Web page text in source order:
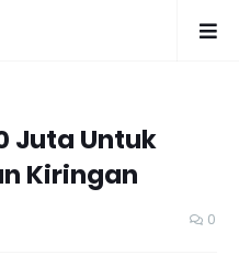
Juta Untuk
Kiringan
0